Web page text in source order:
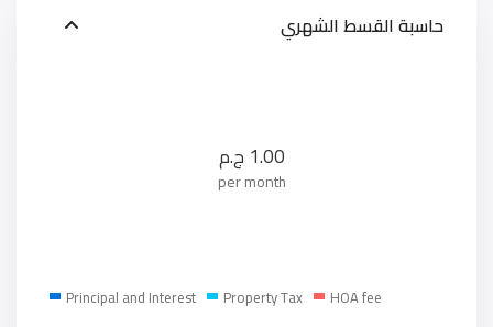
حاسبة القسط الشهري
1.00 ج.م
per month
Principal and Interest Property Tax HOA fee